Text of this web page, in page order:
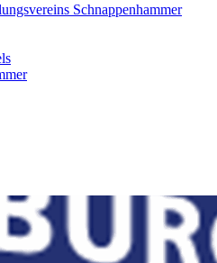
Schnappenhammer